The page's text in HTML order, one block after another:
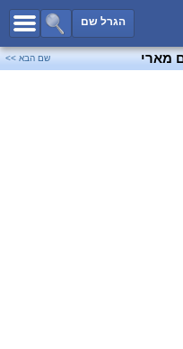
הגרל שם
כל השמות
שמות לבנים
מארי שם הבא >>